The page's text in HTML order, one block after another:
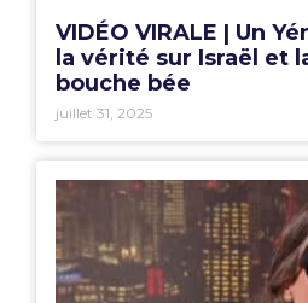
VIDÉO VIRALE | Un
la vérité sur Israël et
bouche bée
juillet 31, 2025